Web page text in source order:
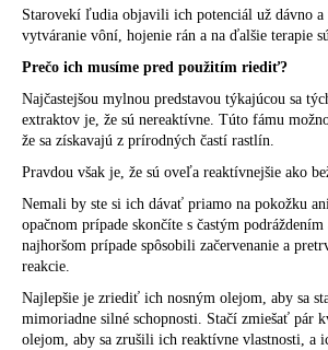
Starovekí ľudia objavili ich potenciál už dávno
vytváranie vôní, hojenie rán a na ďalšie terapie
Prečo ich musíme pred použitím riediť?
Najčastejšou mylnou predstavou týkajúcou sa
extraktov je, že sú nereaktívne. Túto fámu
že sa získavajú z prírodných častí rastlín.
Pravdou však je, že sú oveľa reaktívnejšie ako
Nemali by ste si ich dávať priamo na pokožku
opačnom prípade skončíte s častým
najhoršom prípade spôsobili začervenanie a
reakcie.
Najlepšie je zriediť ich nosným olejom, aby sa
mimoriadne silné schopnosti. Stačí zmiešať pár
olejom, aby sa zrušili ich reaktívne vlastnosti, a